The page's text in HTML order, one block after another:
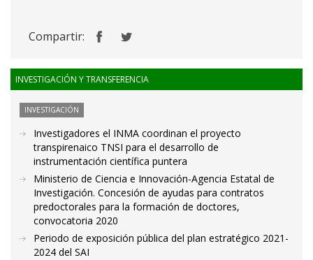
Compartir:
INVESTIGACIÓN Y TRANSFERENCIA
INVESTIGACIÓN
Investigadores el INMA coordinan el proyecto
transpirenaico TNSI para el desarrollo de
instrumentación científica puntera
Ministerio de Ciencia e Innovación-Agencia Estatal de
Investigación. Concesión de ayudas para contratos
predoctorales para la formación de doctores,
convocatoria 2020
Periodo de exposición pública del plan estratégico 2021-
2024 del SAI